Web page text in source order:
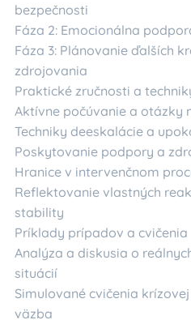
bezpečnosti
Fáza 2: Emocionálna
Fáza 3: Plánovanie ďalších
zdrojovania
Praktické zručnosti a
Aktívne počúvanie a otázky
Techniky deeskalácie a
Poskytovanie podpory a
Hranice v intervenčnom
Reflektovanie vlastných
stability
Príklady prípadov a cvičenia
Analýza a diskusia o
situácií
Simulované cvičenia
väzba